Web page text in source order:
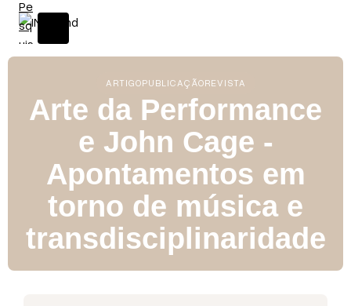
ARTIGOPUBLICAÇÃOREVISTA
Arte da Performance
e John Cage -
Apontamentos em
torno de música e
transdisciplinaridade